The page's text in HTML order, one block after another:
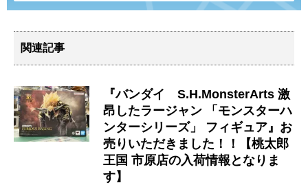
関連記事
『バンダイ S.H.MonsterArts 激
昂したラージャン 「モンスターハ
ンターシリーズ」 フィギュア』お
売りいただきました！！【桃太郎
王国 市原店の入荷情報となりま
す】